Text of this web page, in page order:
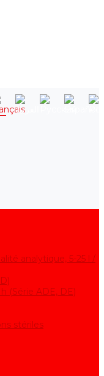
analytique, 5-25 l /
(Série ADE, DE)
stériles